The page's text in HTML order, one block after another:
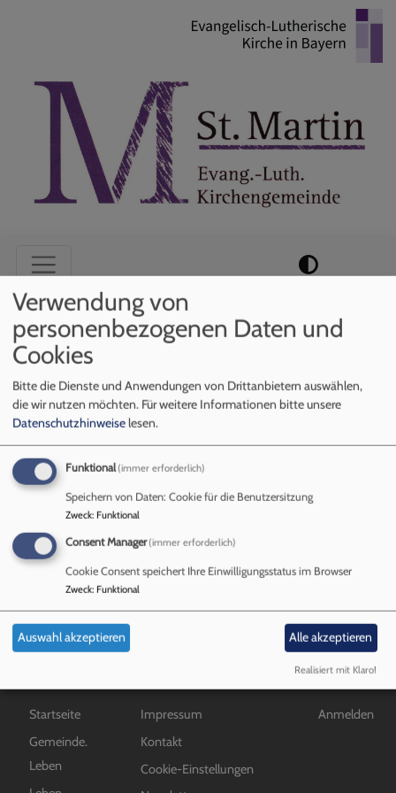
Hauptnavigation
Startseite Vikar
Vikar
Mitarbeiter*innen
Hauptnavigation
Startseite
Gemeinde.
Leben
Fußbereichsmenü
Impressum
Kontakt
Cookie-Einstellungen
Anmelden
Verwendung von
personenbezogenen Daten und
Cookies
Bitte die Dienste und Anwendungen von Drittanbietern auswählen,
die wir nutzen möchten. Für weitere Informationen bitte unsere
Datenschutzhinweiselesen.
Funktional (immer erforderlich)
Speichern von Daten: Cookie für die Benutzersitzung
Zweck: Funktional
Consent Manager (immer erforderlich)
Cookie Consent speichert Ihre Einwilligungsstatus im Browser
Zweck: Funktional
Auswahl akzeptieren Alle akzeptieren
Realisiert mit Klaro!